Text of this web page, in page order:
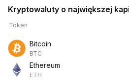
Kryptowaluty o największej
Token
Bitcoin
BTC
Ethereum
ETH